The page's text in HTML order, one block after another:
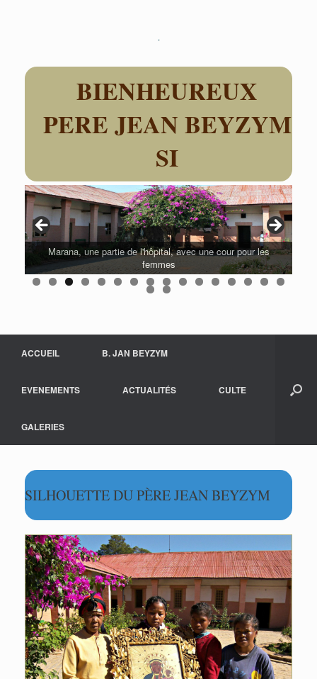
BIENHEUREUX
PERE JEAN BEYZYM
SI
Marana, une partie de l'hôpital, avec une cour pour les
femmes
ACCUEIL B. JAN BEYZYM
EVENEMENTS ACTUALITÉS CULTE
GALERIES
SILHOUETTE DU PÈRE JEAN BEYZYM